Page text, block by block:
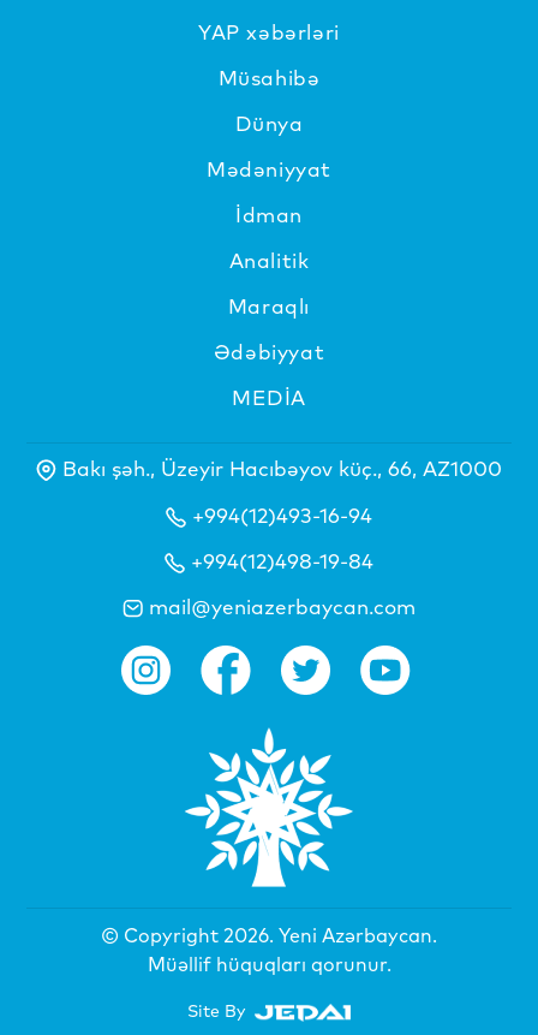
YAP xəbərləri
Müsahibə
Dünya
Mədəniyyat
İdman
Analitik
Maraqlı
Ədəbiyyat
MEDİA
Bakı şəh., Üzeyir Hacıbəyov küç., 66, AZ1000
+994(12)493-16-94
+994(12)498-19-84
mail@yeniazerbaycan.com
© Copyright 2026. Yeni Azərbaycan.
Müəllif hüquqları qorunur.
Site By